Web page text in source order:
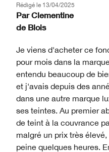
Rédigé le 13/04/2025
Par Clementine
de Blois
Je viens d'acheter ce
pour mois dans la
entendu beaucoup de
et j'avais depuis des
dans une autre marque
ses teintes. Au premier
de teint à la couvrance
malgré un prix très
peine quelques heures.